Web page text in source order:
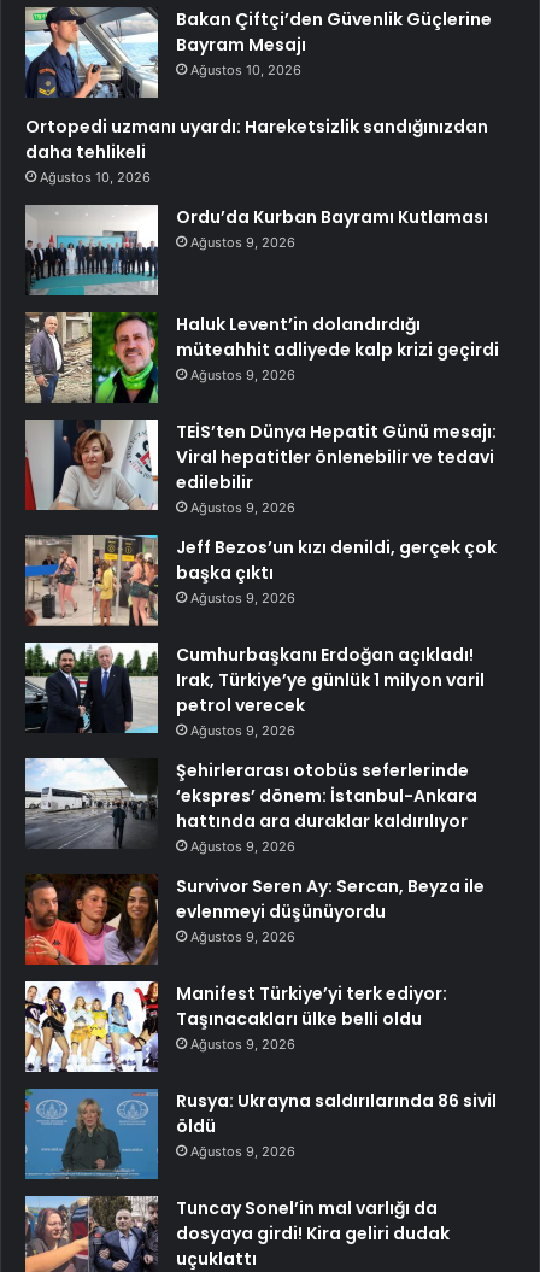
Bakan Çiftçi’den Güvenlik Güçlerine
Bayram Mesajı
Ağustos 10, 2026
Ortopedi uzmanı uyardı: Hareketsizlik sandığınızdan
daha tehlikeli
Ağustos 10, 2026
Ordu’da Kurban Bayramı Kutlaması
Ağustos 9, 2026
Haluk Levent’in dolandırdığı
müteahhit adliyede kalp krizi geçirdi
Ağustos 9, 2026
TEİS’ten Dünya Hepatit Günü mesajı:
Viral hepatitler önlenebilir ve tedavi
edilebilir
Ağustos 9, 2026
Jeff Bezos’un kızı denildi, gerçek çok
başka çıktı
Ağustos 9, 2026
Cumhurbaşkanı Erdoğan açıkladı!
Irak, Türkiye’ye günlük 1 milyon varil
petrol verecek
Ağustos 9, 2026
Şehirlerarası otobüs seferlerinde
‘ekspres’ dönem: İstanbul-Ankara
hattında ara duraklar kaldırılıyor
Ağustos 9, 2026
Survivor Seren Ay: Sercan, Beyza ile
evlenmeyi düşünüyordu
Ağustos 9, 2026
Manifest Türkiye’yi terk ediyor:
Taşınacakları ülke belli oldu
Ağustos 9, 2026
Rusya: Ukrayna saldırılarında 86 sivil
öldü
Ağustos 9, 2026
Tuncay Sonel’in mal varlığı da
dosyaya girdi! Kira geliri dudak
uçuklattı